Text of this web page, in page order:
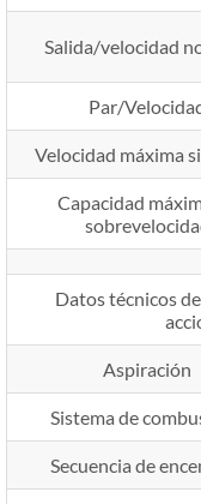
Salida/velocidad
Par/
Velocidad máxima
Capacidad
Datos técnicos
Aspiración
Sistema de
Secuencia de